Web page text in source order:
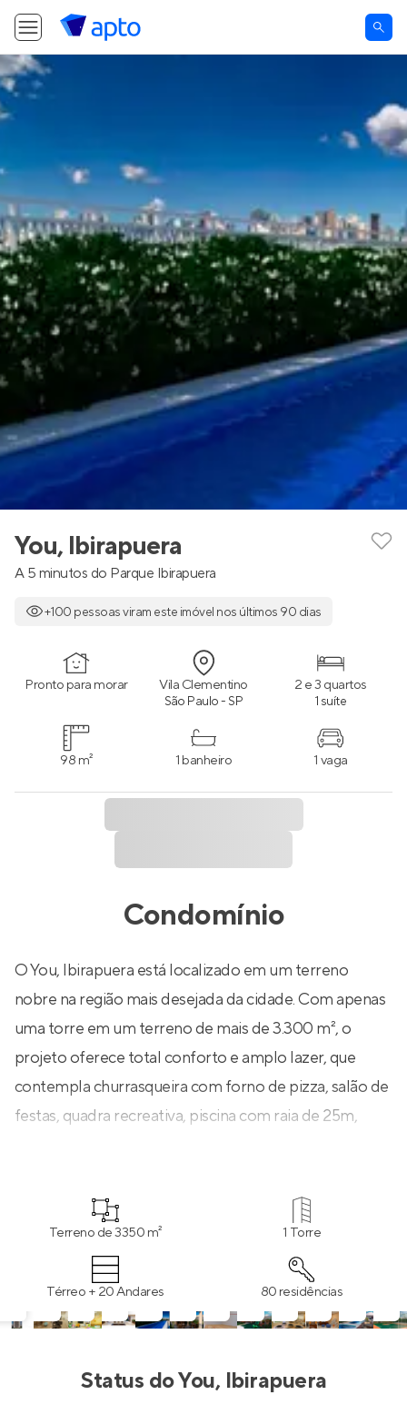
You, Ibirapuera
A 5 minutos do Parque Ibirapuera
+100 pessoas viram este imóvel nos últimos 90 dias
Pronto para morar Vila Clementino
São Paulo - SP
2 e 3 quartos
1 suíte
98 m² 1 banheiro 1 vaga
Condomínio
O You, Ibirapuera está localizado em um terreno
nobre na região mais desejada da cidade. Com apenas
uma torre em um terreno de mais de 3.300 m², o
projeto oferece total conforto e amplo lazer, que
contempla churrasqueira com forno de pizza, salão de
festas, quadra recreativa, piscina com raia de 25m,
em áreas comuns que serão entregues equipadas e
decoradas.
Terreno de 3350 m² 1 Torre
Térreo + 20 Andares 80 residências
Status doYou, Ibirapuera